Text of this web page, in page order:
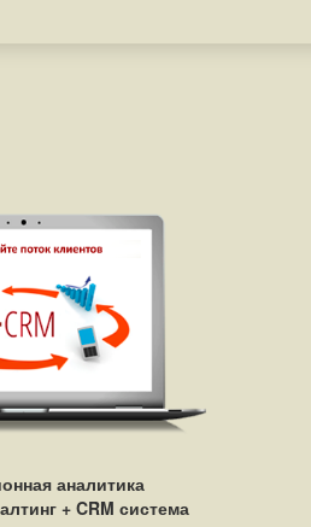
аналитика
+ CRM система